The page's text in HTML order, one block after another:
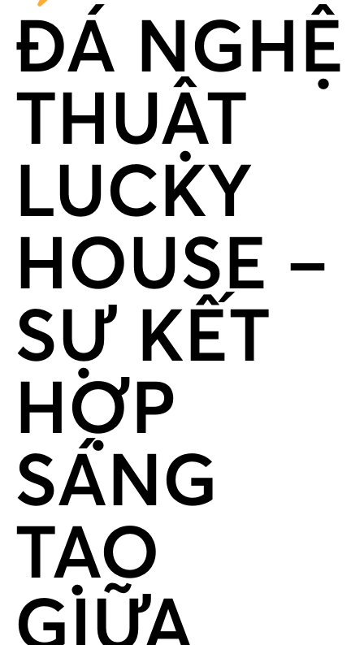
ĐÁ NGHỆ
THUẬT
LUCKY
HOUSE –
SỰ KẾT
HỢP
SÁNG
TẠO
GIỮA